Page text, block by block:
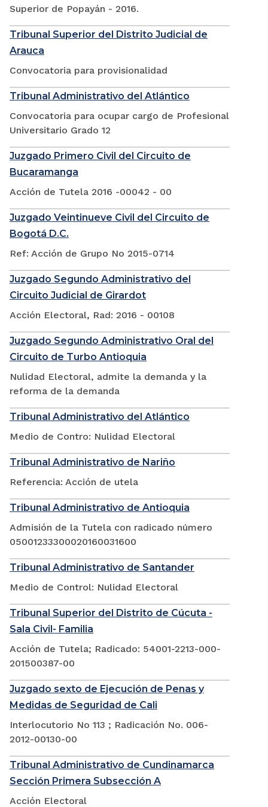
Superior de Popayán - 2016.
Tribunal Superior del Distrito Judicial de
Arauca
Convocatoria para provisionalidad
Tribunal Administrativo del Atlántico
Convocatoria para ocupar cargo de Profesional
Universitario Grado 12
Juzgado Primero Civil del Circuito de
Bucaramanga
Acción de Tutela 2016 -00042 - 00
Juzgado Veintinueve Civil del Circuito de
Bogotá D.C.
Ref: Acción de Grupo No 2015-0714
Juzgado Segundo Administrativo del
Circuito Judicial de Girardot
Acción Electoral, Rad: 2016 - 00108
Juzgado Segundo Administrativo Oral del
Circuito de Turbo Antioquia
Nulidad Electoral, admite la demanda y la
reforma de la demanda
Tribunal Administrativo del Atlántico
Medio de Contro: Nulidad Electoral
Tribunal Administrativo de Nariño
Referencia: Acción de utela
Tribunal Administrativo de Antioquia
Admisión de la Tutela con radicado número
05001233300020160031600
Tribunal Administrativo de Santander
Medio de Control: Nulidad Electoral
Tribunal Superior del Distrito de Cúcuta -
Sala Civil- Familia
Acción de Tutela; Radicado: 54001-2213-000-
201500387-00
Juzgado sexto de Ejecución de Penas y
Medidas de Seguridad de Cali
Interlocutorio No 113 ; Radicación No. 006-
2012-00130-00
Tribunal Administrativo de Cundinamarca
Sección Primera Subsección A
Acción Electoral